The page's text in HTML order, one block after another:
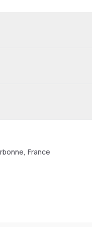
France